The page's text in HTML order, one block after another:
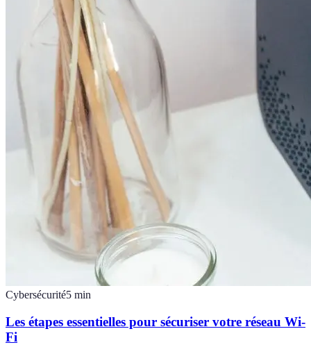
Cybersécurité5 min
Les étapes essentielles pour sécuriser votre réseau Wi-
Fi